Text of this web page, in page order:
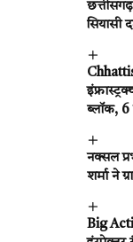
सियासी
ब्लॉक, 6
नक्सल
शर्मा ने
Big